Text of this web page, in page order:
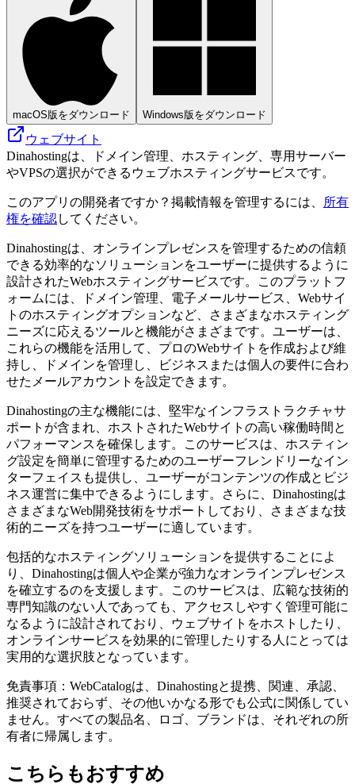
macOS版をダウンロード Windows版をダウンロード
ウェブサイト
Dinahostingは、ドメイン管理、ホスティング、専用サーバー
やVPSの選択ができるウェブホスティングサービスです。
このアプリの開発者ですか？掲載情報を管理するには、
所有
権を確認してください。
Dinahostingは、オンラインプレゼンスを管理するための信頼
できる効率的なソリューションをユーザーに提供するように
設計されたWebホスティングサービスです。このプラットフ
ォームには、ドメイン管理、電子メールサービス、Webサイ
トのホスティングオプションなど、さまざまなホスティング
ニーズに応えるツールと機能がさまざまです。ユーザーは、
これらの機能を活用して、プロのWebサイトを作成および維
持し、ドメインを管理し、ビジネスまたは個人の要件に合わ
せたメールアカウントを設定できます。
Dinahostingの主な機能には、堅牢なインフラストラクチャサ
ポートが含まれ、ホストされたWebサイトの高い稼働時間と
パフォーマンスを確保します。このサービスは、ホスティン
グ設定を簡単に管理するためのユーザーフレンドリーなイン
ターフェイスも提供し、ユーザーがコンテンツの作成とビジ
ネス運営に集中できるようにします。さらに、Dinahostingは
さまざまなWeb開発技術をサポートしており、さまざまな技
術的ニーズを持つユーザーに適しています。
包括的なホスティングソリューションを提供することによ
り、Dinahostingは個人や企業が強力なオンラインプレゼンス
を確立するのを支援します。このサービスは、広範な技術的
専門知識のない人であっても、アクセスしやすく管理可能に
なるように設計されており、ウェブサイトをホストしたり、
オンラインサービスを効果的に管理したりする人にとっては
実用的な選択肢となっています。
免責事項：WebCatalogは、Dinahostingと提携、関連、承認、
推奨されておらず、その他いかなる形でも公式に関係してい
ません。すべての製品名、ロゴ、ブランドは、それぞれの所
有者に帰属します。
こちらもおすすめ